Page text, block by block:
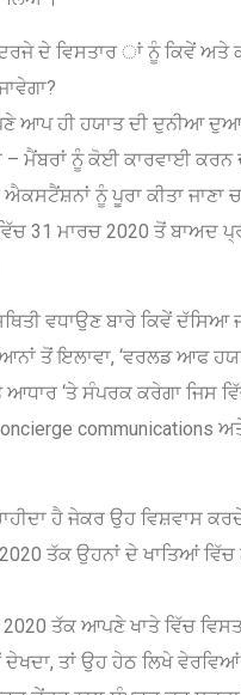
ਦੇ ਵਿਸਤਾਰ ਾਂ ਨੂੰ ਕਿਵੇਂ ਅਤੇ
ਆਪ ਹੀ ਹਯਾਤ ਦੀ ਦੁਨੀਆ
– ਮੈਂਬਰਾਂ ਨੂੰ ਕੋਈ ਕਾਰਵਾਈ ਕਰਨ
ਨੂੰ ਪੂਰਾ ਕੀਤਾ ਜਾਣਾ
31 ਮਾਰਚ 2020 ਤੋਂ ਬਾਅਦ
ਵਧਾਉਣ ਬਾਰੇ ਕਿਵੇਂ ਦੱਸਿਆ
ਤੋਂ ਇਲਾਵਾ, ‘ਵਰਲਡ ਆਫ
ਆਧਾਰ ‘ਤੇ ਸੰਪਰਕ ਕਰੇਗਾ ਜਿਸ
communications
ਹੈ ਜੇਕਰ ਉਹ ਵਿਸ਼ਵਾਸ
ਤੱਕ ਉਹਨਾਂ ਦੇ ਖਾਤਿਆਂ ਵਿੱਚ
ਤੱਕ ਆਪਣੇ ਖਾਤੇ ਵਿੱਚ
ਦੇਖਦਾ, ਤਾਂ ਉਹ ਹੇਠ ਲਿਖੇ